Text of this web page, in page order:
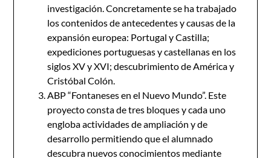
investigación. Concretamente se ha trabajado
los contenidos de antecedentes y causas de la
expansión europea: Portugal y Castilla;
expediciones portuguesas y castellanas en los
siglos XV y XVI; descubrimiento de América y
Cristóbal Colón.
ABP “Fontaneses en el Nuevo Mundo”. Este
proyecto consta de tres bloques y cada uno
engloba actividades de ampliación y de
desarrollo permitiendo que el alumnado
descubra nuevos conocimientos mediante